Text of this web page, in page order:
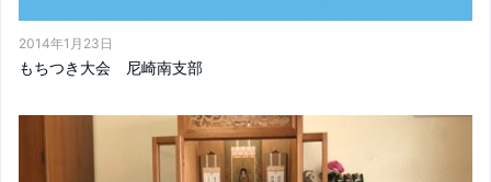
2014年1月23日
もちつき大会 尼崎南支部